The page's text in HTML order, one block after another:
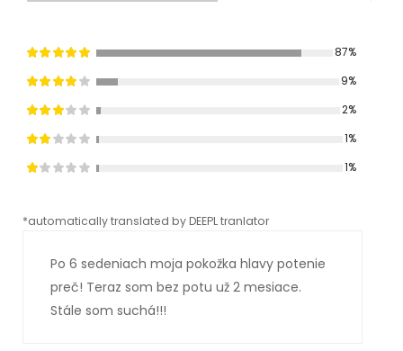
87%
9%
2%
1%
1%
*automatically translated by DEEPL tranlator
Po 6 sedeniach moja pokožka hlavy potenie
preč! Teraz som bez potu už 2 mesiace.
Stále som suchá!!!